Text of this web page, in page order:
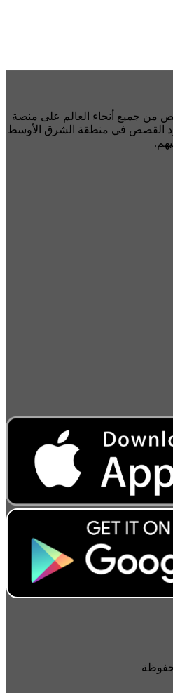
جميع أنحاء العالم على منصة
القصص في منطقة الشرق الأوسط